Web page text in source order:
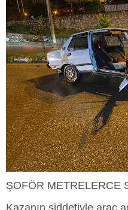
​ŞOFÖR METRELERCE
​Kazanın şiddetiyle araç